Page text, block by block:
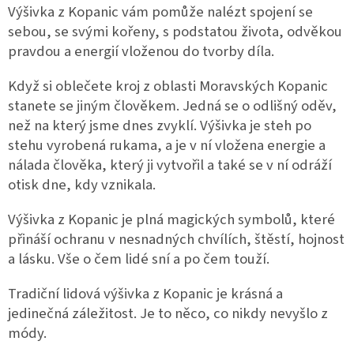
Výšivka z Kopanic vám pomůže nalézt spojení se
sebou, se svými kořeny, s podstatou života, odvěkou
pravdou a energií vloženou do tvorby díla.
Když si oblečete kroj z oblasti Moravských Kopanic
stanete se jiným člověkem. Jedná se o odlišný oděv,
než na který jsme dnes zvyklí. Výšivka je steh po
stehu vyrobená rukama, a je v ní vložena energie a
nálada člověka, který ji vytvořil a také se v ní odráží
otisk dne, kdy vznikala.
Výšivka z Kopanic je plná magických symbolů, které
přináší ochranu v nesnadných chvílích, štěstí, hojnost
a lásku. Vše o čem lidé sní a po čem touží.
Tradiční lidová výšivka z Kopanic je krásná a
jedinečná záležitost. Je to něco, co nikdy nevyšlo z
módy.